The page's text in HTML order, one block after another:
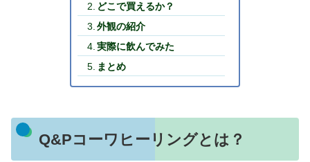
どこで買えるか？
外観の紹介
実際に飲んでみた
まとめ
Q&Pコーワヒーリングとは？